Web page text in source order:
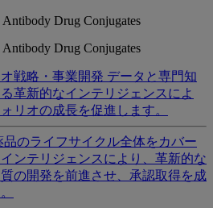
Antibody Drug Conjugates
Antibody Drug Conjugates
戦略・事業開発 データと専門知
革新的なインテリジェンスによ
リオの成長を促進します。
品のライフサイクル全体をカバー
ンテリジェンスにより、革新的な
の開発を前進させ、承認取得を成